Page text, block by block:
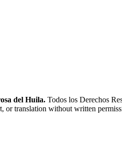
del Huila. Todos los Derechos
or translation without written